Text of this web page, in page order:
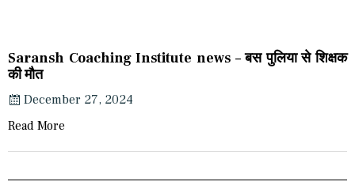
Saransh Coaching Institute news – बस पुलिया से शिक्षक
की मौत
December 27, 2024
Read More